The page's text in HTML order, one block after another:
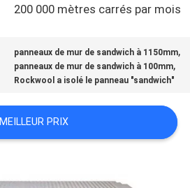
200 000 mètres carrés par mois
panneaux de mur de sandwich à 1150mm,
panneaux de mur de sandwich à 100mm,
Rockwool a isolé le panneau "sandwich"
MEILLEUR PRIX